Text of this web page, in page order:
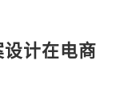
计在电商